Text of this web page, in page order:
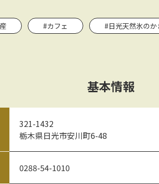
#カフェ #日光天然氷のか
基本情報
321-1432
栃木県日光市安川町6-48
0288-54-1010